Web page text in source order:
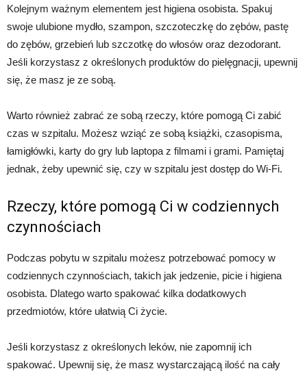
Kolejnym ważnym elementem jest higiena osobista. Spakuj
swoje ulubione mydło, szampon, szczoteczkę do zębów, pastę
do zębów, grzebień lub szczotkę do włosów oraz dezodorant.
Jeśli korzystasz z określonych produktów do pielęgnacji, upewnij
się, że masz je ze sobą.
Warto również zabrać ze sobą rzeczy, które pomogą Ci zabić
czas w szpitalu. Możesz wziąć ze sobą książki, czasopisma,
łamigłówki, karty do gry lub laptopa z filmami i grami. Pamiętaj
jednak, żeby upewnić się, czy w szpitalu jest dostęp do Wi-Fi.
Rzeczy, które pomogą Ci w codziennych
czynnościach
Podczas pobytu w szpitalu możesz potrzebować pomocy w
codziennych czynnościach, takich jak jedzenie, picie i higiena
osobista. Dlatego warto spakować kilka dodatkowych
przedmiotów, które ułatwią Ci życie.
Jeśli korzystasz z określonych leków, nie zapomnij ich
spakować. Upewnij się, że masz wystarczającą ilość na cały